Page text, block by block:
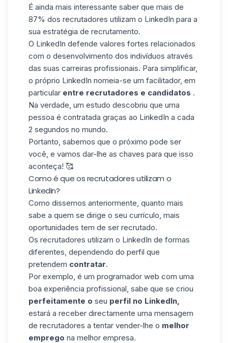
É ainda mais interessante saber que mais de
87% dos recrutadores utilizam o LinkedIn para a
sua estratégia de recrutamento.
O LinkedIn defende valores fortes relacionados
com o desenvolvimento dos indivíduos através
das suas carreiras profissionais. Para simplificar,
o próprio LinkedIn nomeia-se um facilitador, em
particular entre recrutadores e candidatos .
Na verdade, um estudo descobriu que uma
pessoa é contratada graças ao LinkedIn a cada
2 segundos no mundo.
Portanto, sabemos que o próximo pode ser
você, e vamos dar-lhe as chaves para que isso
aconteça! 🥰
Como é que os recrutadores utilizam o
LinkedIn?
Como dissemos anteriormente, quanto mais
sabe a quem se dirige o seu currículo, mais
oportunidades tem de ser recrutado.
Os recrutadores utilizam o LinkedIn de formas
diferentes, dependendo do perfil que
pretendem contratar.
Por exemplo, é um programador web com uma
boa experiência profissional, sabe que se criou
perfeitamente o seu perfil no LinkedIn,
estará a receber directamente uma mensagem
de recrutadores a tentar vender-lhe o melhor
emprego na melhor empresa.